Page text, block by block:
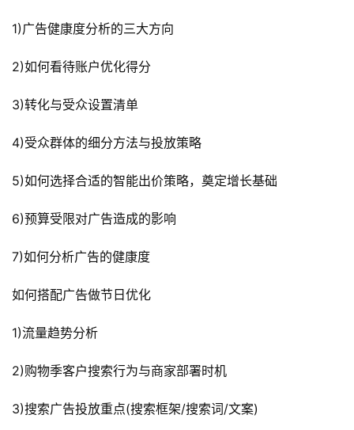
1)广告健康度分析的三大方向
2)如何看待账户优化得分
3)转化与受众设置清单
4)受众群体的细分方法与投放策略
5)如何选择合适的智能出价策略，奠定增长基础
6)预算受限对广告造成的影响
7)如何分析广告的健康度
如何搭配广告做节日优化
1)流量趋势分析
2)购物季客户搜索行为与商家部署时机
3)搜索广告投放重点(搜索框架/搜索词/文案)